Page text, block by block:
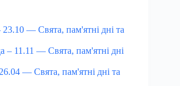
— Свята, пам'ятні дні та
– 11.11 — Свята, пам'ятні дні
— Свята, пам'ятні дні та